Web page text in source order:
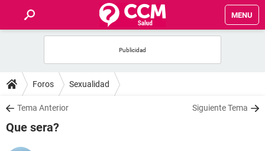
MENU
FOROS
SALUD
FAMILIA
Foros Sexualidad
Tema Anterior Siguiente Tema
Que sera?